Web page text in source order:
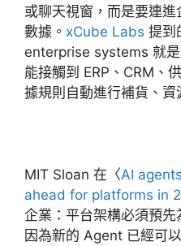
或聊天視窗，而是要連
數據。 xCube Labs 提到
enterprise systems 就
能接觸到 ERP、CRM、
據規則自動進行補貨、資
MIT Sloan 在〈AI
ahead for platforms in
企業：平台架構必須預
因為新的 Agent 已經可